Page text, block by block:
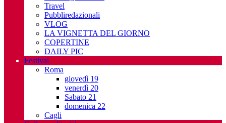
Travel
Pubbliredazionali
VLOG
LA VIGNETTA DEL GIORNO
COPERTINE
DAILY PIC
Festival
Roma
giovedì 19
venerdì 20
Sabato 21
domenica 22
Cagli